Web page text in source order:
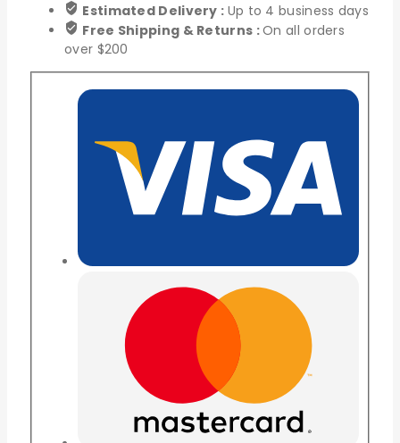
Estimated Delivery : Up to 4 business days
Free Shipping & Returns :On all orders
over $200